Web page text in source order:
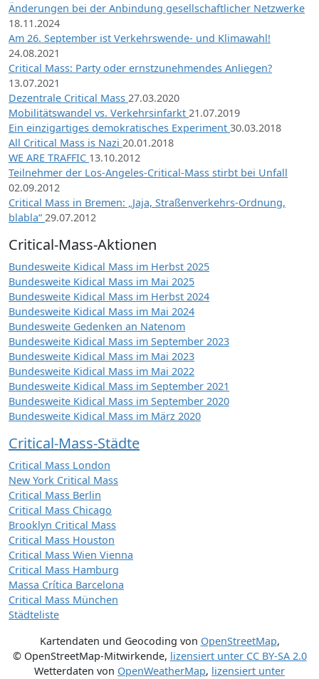
Änderungen bei der Anbindung gesellschaftlicher Netzwerke
18.11.2024
Am 26. September ist Verkehrswende- und Klimawahl!
24.08.2021
Critical Mass: Party oder ernstzunehmendes Anliegen?
13.07.2021
Dezentrale Critical Mass 27.03.2020
Mobilitätswandel vs. Verkehrsinfarkt 21.07.2019
Ein einzigartiges demokratisches Experiment 30.03.2018
All Critical Mass is Nazi 20.01.2018
WE ARE TRAFFIC 13.10.2012
Teilnehmer der Los-Angeles-Critical-Mass stirbt bei Unfall
02.09.2012
Critical Mass in Bremen: „Jaja, Straßenverkehrs-Ordnung,
blabla“ 29.07.2012
Critical-Mass-Aktionen
Bundesweite Kidical Mass im Herbst 2025
Bundesweite Kidical Mass im Mai 2025
Bundesweite Kidical Mass im Herbst 2024
Bundesweite Kidical Mass im Mai 2024
Bundesweite Gedenken an Natenom
Bundesweite Kidical Mass im September 2023
Bundesweite Kidical Mass im Mai 2023
Bundesweite Kidical Mass im Mai 2022
Bundesweite Kidical Mass im September 2021
Bundesweite Kidical Mass im September 2020
Bundesweite Kidical Mass im März 2020
Critical-Mass-Städte
Critical Mass London
New York Critical Mass
Critical Mass Berlin
Critical Mass Chicago
Brooklyn Critical Mass
Critical Mass Houston
Critical Mass Wien Vienna
Critical Mass Hamburg
Massa Crítica Barcelona
Critical Mass München
Städteliste
Kartendaten und Geocoding von OpenStreetMap,
© OpenStreetMap-Mitwirkende, lizensiert unter CC BY-SA 2.0
Wetterdaten von OpenWeatherMap, lizensiert unter